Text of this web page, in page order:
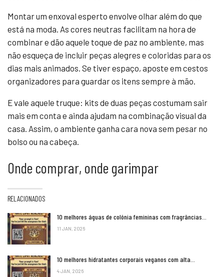
Montar um enxoval esperto envolve olhar além do que
está na moda. As cores neutras facilitam na hora de
combinar e dão aquele toque de paz no ambiente, mas
não esqueça de incluir peças alegres e coloridas para os
dias mais animados. Se tiver espaço, aposte em cestos
organizadores para guardar os itens sempre à mão.
E vale aquele truque: kits de duas peças costumam sair
mais em conta e ainda ajudam na combinação visual da
casa. Assim, o ambiente ganha cara nova sem pesar no
bolso ou na cabeça.
Onde comprar, onde garimpar
RELACIONADOS
10 melhores águas de colônia femininas com fragrâncias…
11 JAN, 2026
10 melhores hidratantes corporais veganos com alta…
4 JAN, 2026